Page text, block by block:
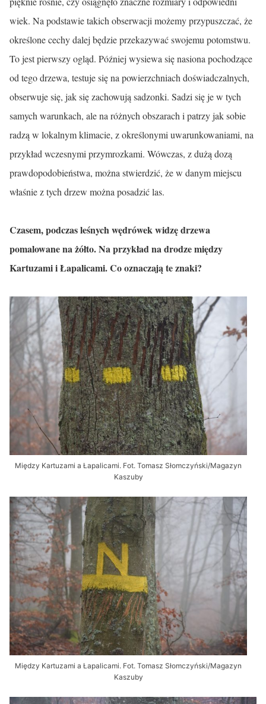
wiek. Na podstawie takich obserwacji możemy przypuszczać, że
określone cechy dalej będzie przekazywać swojemu potomstwu.
To jest pierwszy ogląd. Później wysiewa się nasiona pochodzące
od tego drzewa, testuje się na powierzchniach doświadczalnych,
obserwuje się, jak się zachowują sadzonki. Sadzi się je w tych
samych warunkach, ale na różnych obszarach i patrzy jak sobie
radzą w lokalnym klimacie, z określonymi uwarunkowaniami, na
przykład wczesnymi przymrozkami. Wówczas, z dużą dozą
prawdopodobieństwa, można stwierdzić, że w danym miejscu
właśnie z tych drzew można posadzić las.
Czasem, podczas leśnych wędrówek widzę drzewa
pomalowane na żółto. Na przykład na drodze między
Kartuzami i Łapalicami. Co oznaczają te znaki?
Między Kartuzami a Łapalicami. Fot. Tomasz Słomczyński/Magazyn
Kaszuby
Między Kartuzami a Łapalicami. Fot. Tomasz Słomczyński/Magazyn
Kaszuby